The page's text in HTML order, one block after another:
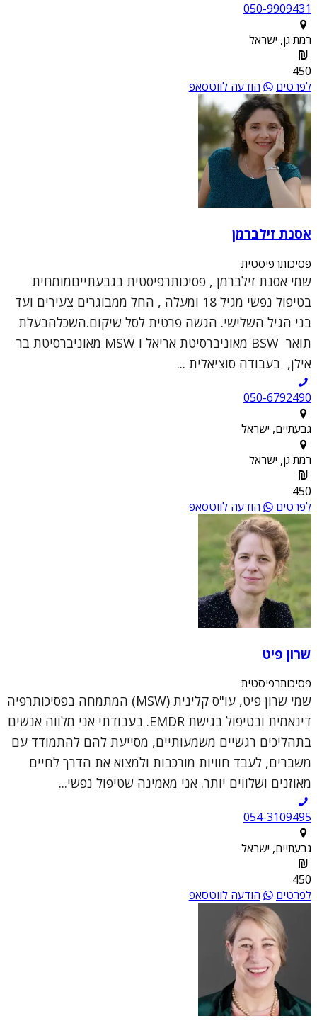
050-9909431
רמת גן, ישראל
450
לפרטים
הודעה לווטסאפ
אסנת זילברמן
פסיכותרפיסטית
שמי אסנת זילברמן , פסיכותרפיסטית בגבעתייםמומחית
בטיפול נפשי מגיל 18 ומעלה , החל ממבוגרים צעירים ועד
בני הגיל השלישי. הגשה פרטית לסל שיקום.השכלהבעלת
תואר BSW מאוניברסיטת אריאל ו MSW מאוניברסיטת בר
אילן, בעבודה סוציאלית ...
050-6792490
גבעתיים, ישראל
רמת גן, ישראל
450
לפרטים
הודעה לווטסאפ
שרון פיט
פסיכותרפיסטית
שמי שרון פיט, עו"ס קלינית (MSW) המתמחה בפסיכותרפיה
דינאמית ובטיפול בגישת EMDR. בעבודתי אני מלווה אנשים
בתהליכים רגשיים משמעותיים, מסייעת להם להתמודד עם
משברים, לעבד חוויות מורכבות ולמצוא את הדרך לחיים
מאוזנים ושלווים יותר. אני מאמינה שטיפול נפשי...
054-3109495
גבעתיים, ישראל
450
לפרטים
הודעה לווטסאפ